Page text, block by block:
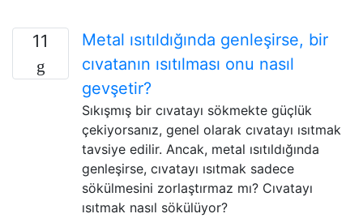
11
Metal ısıtıldığında genleşirse, bir
cıvatanın ısıtılması onu nasıl
gevşetir?
Sıkışmış bir cıvatayı sökmekte güçlük
çekiyorsanız, genel olarak cıvatayı ısıtmak
tavsiye edilir. Ancak, metal ısıtıldığında
genleşirse, cıvatayı ısıtmak sadece
sökülmesini zorlaştırmaz mı? Cıvatayı
ısıtmak nasıl sökülüyor?